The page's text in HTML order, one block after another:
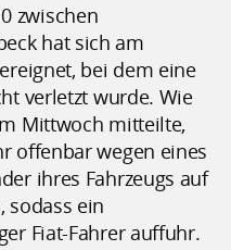
zwischen
hat sich am
bei dem eine
verletzt wurde. Wie
Mittwoch mitteilte,
offenbar wegen eines
ihres Fahrzeugs auf
sodass ein
Fiat-Fahrer auffuhr.